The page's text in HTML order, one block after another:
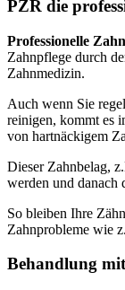
PZR die
Professionelle
Zahnpflege durch
Zahnmedizin.
Auch wenn Sie
reinigen, kommt es
von hartnäckigem
Dieser Zahnbelag,
werden und danach
So bleiben Ihre
Zahnprobleme wie
Behandlung